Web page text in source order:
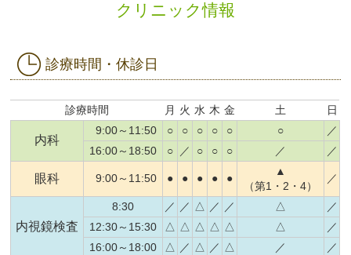
クリニック情報
診療時間・休診日
診療時間 月 火 水 木 金 土 日
内科
9:00～11:50 ○ ○ ○ ○ ○ ○
／
16:00～18:50
○ ／ ○ ○ ○ ／ ／
眼科 9:00～11:50 ● ● ● ● ●
▲
（第1・2・4）
／
内視鏡検査
8:30 ／ ／ △ ／ ／ △
／
12:30～15:30
△ △ △ △ △ △
／
16:00～18:00
△ ／ △ ／ △ ／ ／